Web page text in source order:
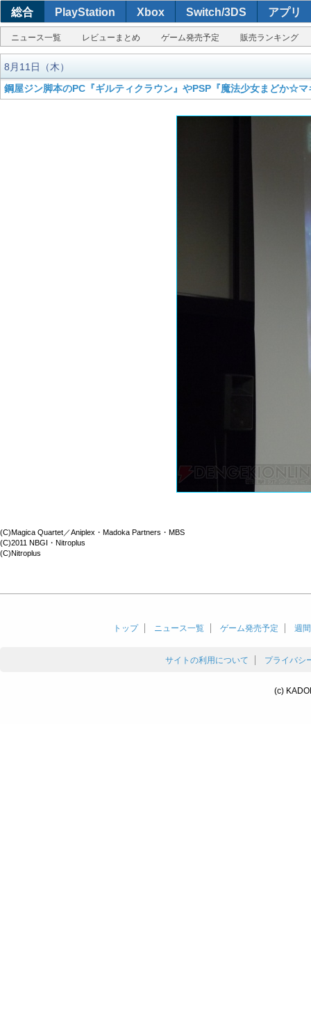
総合 PlayStation Xbox Switch/3DS アプリ
ニュース一覧 レビューまとめ ゲーム発売予定 販売ランキング
8月11日（木）
鋼屋ジン脚本のPC『ギルティクラウン』やPSP『魔法少女まどか☆マ
(C)Magica Quartet／Aniplex・Madoka Partners・MBS
(C)2011 NBGI・Nitroplus
(C)Nitroplus
トップ ニュース一覧 ゲーム発売予定 週
サイトの利用について プライバシ
(c)